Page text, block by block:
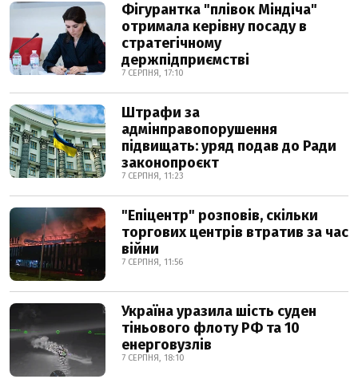
Фігурантка "плівок Міндіча"
отримала керівну посаду в
стратегічному
держпідприємстві
7 СЕРПНЯ, 17:10
Штрафи за
адмінправопорушення
підвищать: уряд подав до Ради
законопроєкт
7 СЕРПНЯ, 11:23
"Епіцентр" розповів, скільки
торгових центрів втратив за час
війни
7 СЕРПНЯ, 11:56
Україна уразила шість суден
тіньового флоту РФ та 10
енерговузлів
7 СЕРПНЯ, 18:10